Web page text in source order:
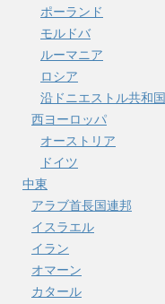
ポーランド
モルドバ
ルーマニア
ロシア
沿ドニエストル共和国
西ヨーロッパ
オーストリア
ドイツ
中東
アラブ首長国連邦
イスラエル
イラン
オマーン
カタール